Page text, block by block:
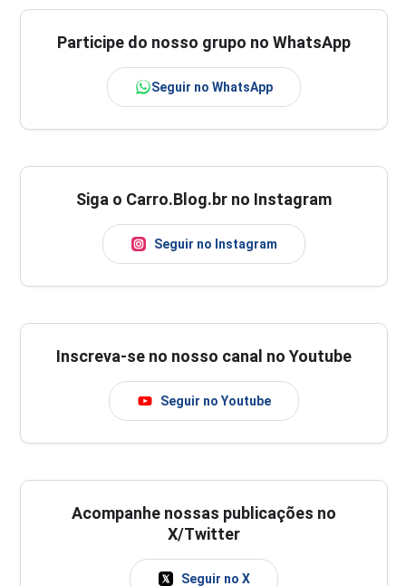
Participe do nosso grupo no WhatsApp
Seguir no WhatsApp
Siga o Carro.Blog.br no Instagram
Seguir no Instagram
Inscreva-se no nosso canal no Youtube
Seguir no Youtube
Acompanhe nossas publicações no
X/Twitter
Seguir no X